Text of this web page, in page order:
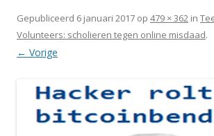
Gepubliceerd 6 januari 2017 op 479 × 362 in
Volunteers: scholieren tegen online misdaad.
← Vorige